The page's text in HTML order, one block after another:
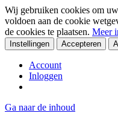
Wij gebruiken cookies om
voldoen aan de cookie
de cookies te plaatsen. Meer
Instellingen Accepteren
Account
Inloggen
Ga naar de inhoud